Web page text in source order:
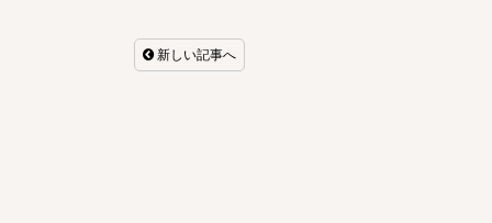
新しい記事へ